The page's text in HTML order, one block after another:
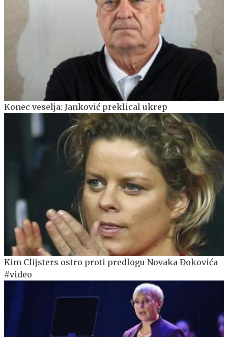
Konec veselja: Janković preklical ukrep
Kim Clijsters ostro proti predlogu Novaka Đokovića
#video